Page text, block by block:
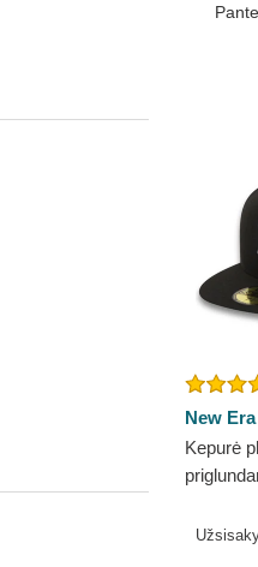
New Era
Kepurė
MLB